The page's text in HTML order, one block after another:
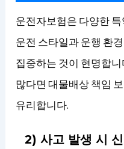
운전자보험은 다양한
운전 스타일과 운행 환
집중하는 것이 현명합
많다면 대물배상 책임
유리합니다.
2) 사고 발생 시